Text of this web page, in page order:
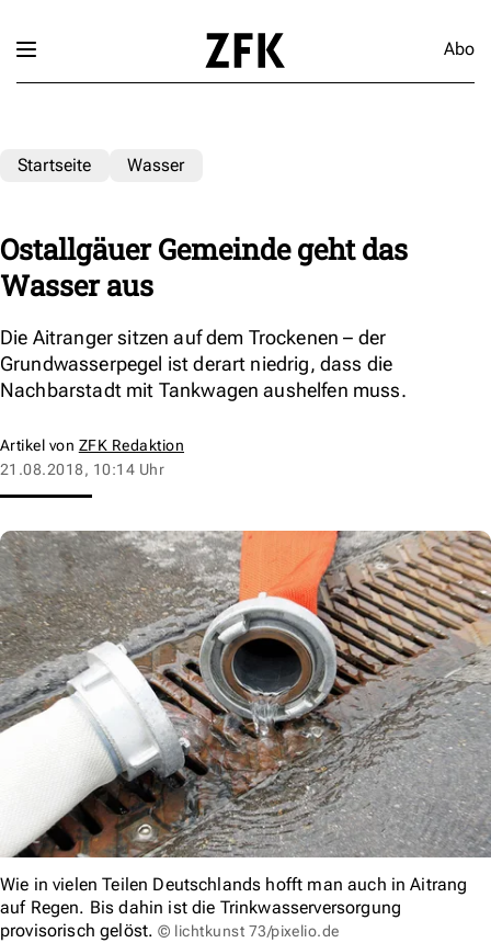
Abo
Startseite Wasser
Ostallgäuer Gemeinde geht das
Wasser aus
Die Aitranger sitzen auf dem Trockenen – der
Grundwasserpegel ist derart niedrig, dass die
Nachbarstadt mit Tankwagen aushelfen muss.
Artikel von ZFK Redaktion
21.08.2018, 10:14 Uhr
Wie in vielen Teilen Deutschlands hofft man auch in Aitrang
auf Regen. Bis dahin ist die Trinkwasserversorgung
provisorisch gelöst.© lichtkunst 73/pixelio.de